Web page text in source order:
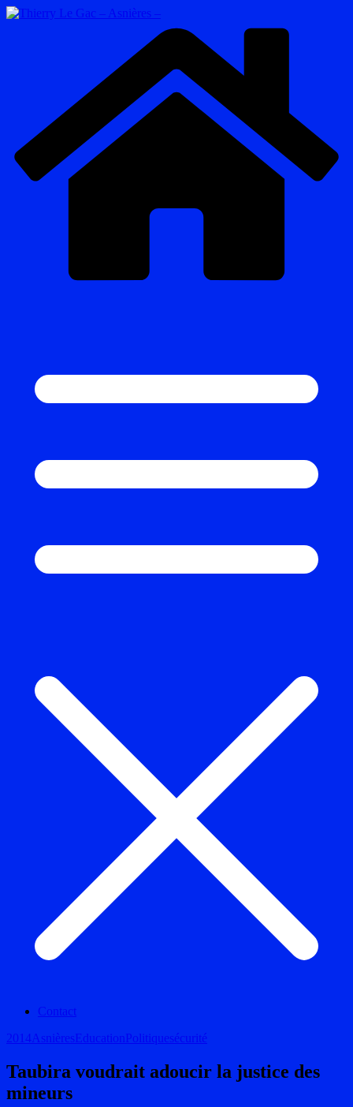
Passer
Contact
2014AsnièresEducationPolitiquesécurité
Taubira voudrait adoucir la justice des
mineurs